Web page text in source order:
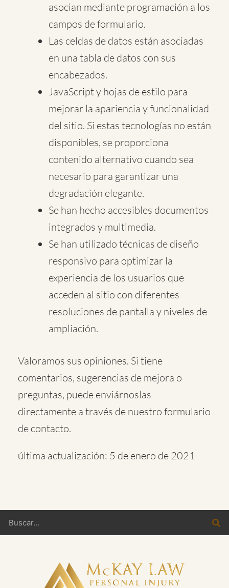
asocian mediante programación a los
campos de formulario.
Las celdas de datos están asociadas
en una tabla de datos con sus
encabezados.
JavaScript y hojas de estilo para
mejorar la apariencia y funcionalidad
del sitio. Si estas tecnologías no están
disponibles, se proporciona
contenido alternativo cuando sea
necesario para garantizar una
degradación elegante.
Se han hecho accesibles documentos
integrados y multimedia.
Se han utilizado técnicas de diseño
responsivo para optimizar la
experiencia de los usuarios que
acceden al sitio con diferentes
resoluciones de pantalla y niveles de
ampliación.
Valoramos sus opiniones. Si tiene
comentarios, sugerencias de mejora o
preguntas, puede enviárnoslas
directamente a través de nuestro formulario
de contacto.
última actualización: 5 de enero de 2021
Buscar